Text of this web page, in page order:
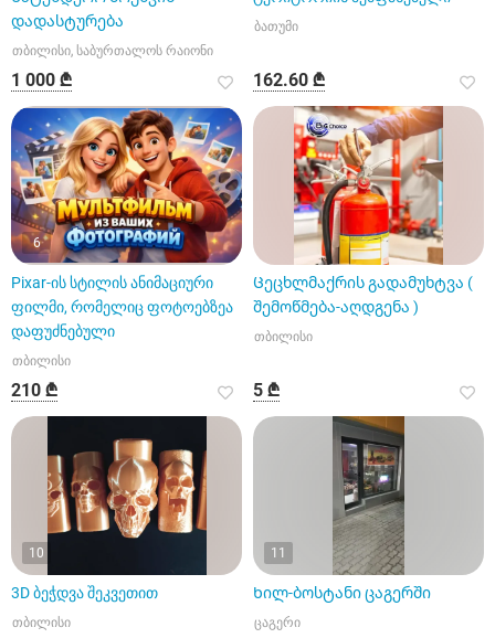
დადასტურება
თბილისი, საბურთალოს რაიონი
1 000 ₾
ბათუმი
162.60 ₾
6
Pixar-ის სტილის ანიმაციური
ფილმი, რომელიც ფოტოებზეა
დაფუძნებული
თბილისი
210 ₾
Ცეცხლმაქრის გადამუხტვა (
შემოწმება-აღდგენა )
თბილისი
5 ₾
10
3D ბეჭდვა შეკვეთით
თბილისი
11
Ხილ-ბოსტანი ცაგერში
ცაგერი